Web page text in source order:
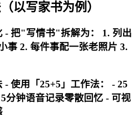
以写家书为例）
- 把"写情书"拆解为： 1. 列出
事 2. 每件事配一张老照片 3.
- 使用「25+5」工作法： - 25
分钟语音记录零散回忆 - 可视